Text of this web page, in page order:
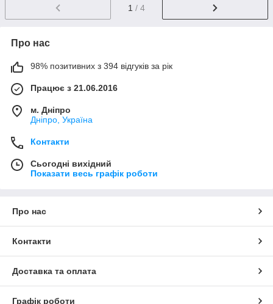
1 / 4
Про нас
98% позитивних з 394 відгуків за рік
Працює з 21.06.2016
м. Дніпро
Дніпро, Україна
Контакти
Сьогодні вихідний
Показати весь графік роботи
Про нас
Контакти
Доставка та оплата
Графік роботи